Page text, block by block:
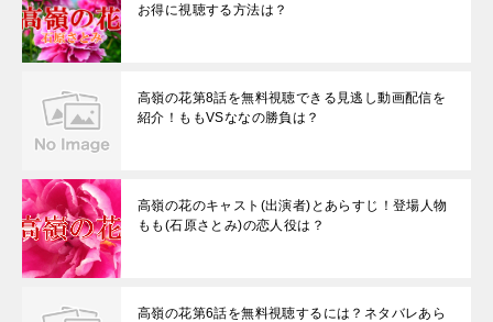
お得に視聴する方法は？
高嶺の花第8話を無料視聴できる見逃し動画配信を
紹介！ももVSななの勝負は？
高嶺の花のキャスト(出演者)とあらすじ！登場人物
もも(石原さとみ)の恋人役は？
高嶺の花第6話を無料視聴するには？ネタバレあら